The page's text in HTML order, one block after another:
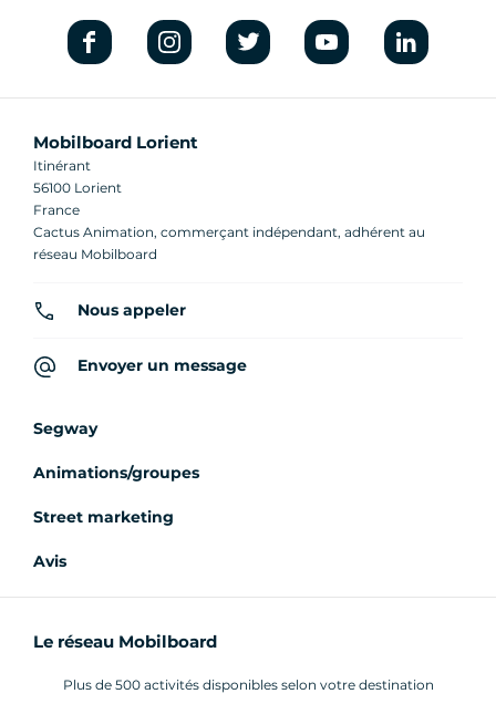
Mobilboard Lorient
Itinérant
56100 Lorient
France
Cactus Animation, commerçant indépendant, adhérent au
réseau Mobilboard
Nous appeler
Envoyer un message
Segway
Animations/groupes
Street marketing
Avis
Le réseau Mobilboard
Plus de 500 activités disponibles selon votre destination